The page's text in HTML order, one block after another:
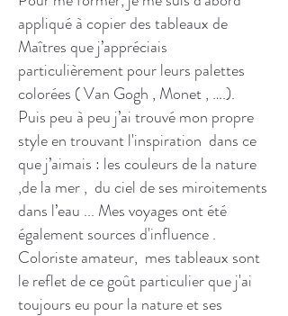
appliqué à copier des tableaux de
Maîtres que j’appréciais
particulièrement pour leurs palettes
colorées ( Van Gogh , Monet , ….).
Puis peu à peu j’ai trouvé mon propre
style en trouvant l'inspiration dans ce
que j’aimais : les couleurs de la nature
,de la mer , du ciel de ses miroitements
dans l’eau ... Mes voyages ont été
également sources d'influence .
Coloriste amateur, mes tableaux sont
le reflet de ce goût particulier que j'ai
toujours eu pour la nature et ses